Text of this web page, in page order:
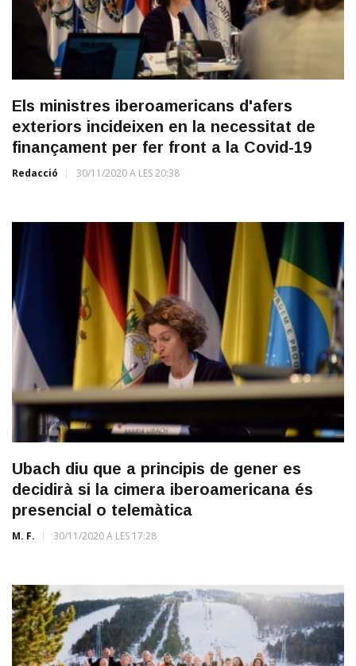
Els ministres iberoamericans d'afers
exteriors incideixen en la necessitat de
finançament per fer front a la Covid-19
Redacció 30/11/2020 A LES 20:38
Ubach diu que a principis de gener es
decidirà si la cimera iberoamericana és
presencial o telemàtica
M. F. 30/11/2020 A LES 17:28